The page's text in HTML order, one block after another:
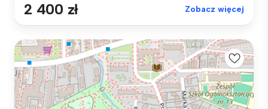
2 400 zł Zobacz więcej